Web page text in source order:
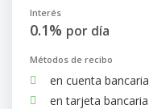
Interés
0.1% por día
Métodos de recibo
en cuenta bancaria
en tarjeta bancaria